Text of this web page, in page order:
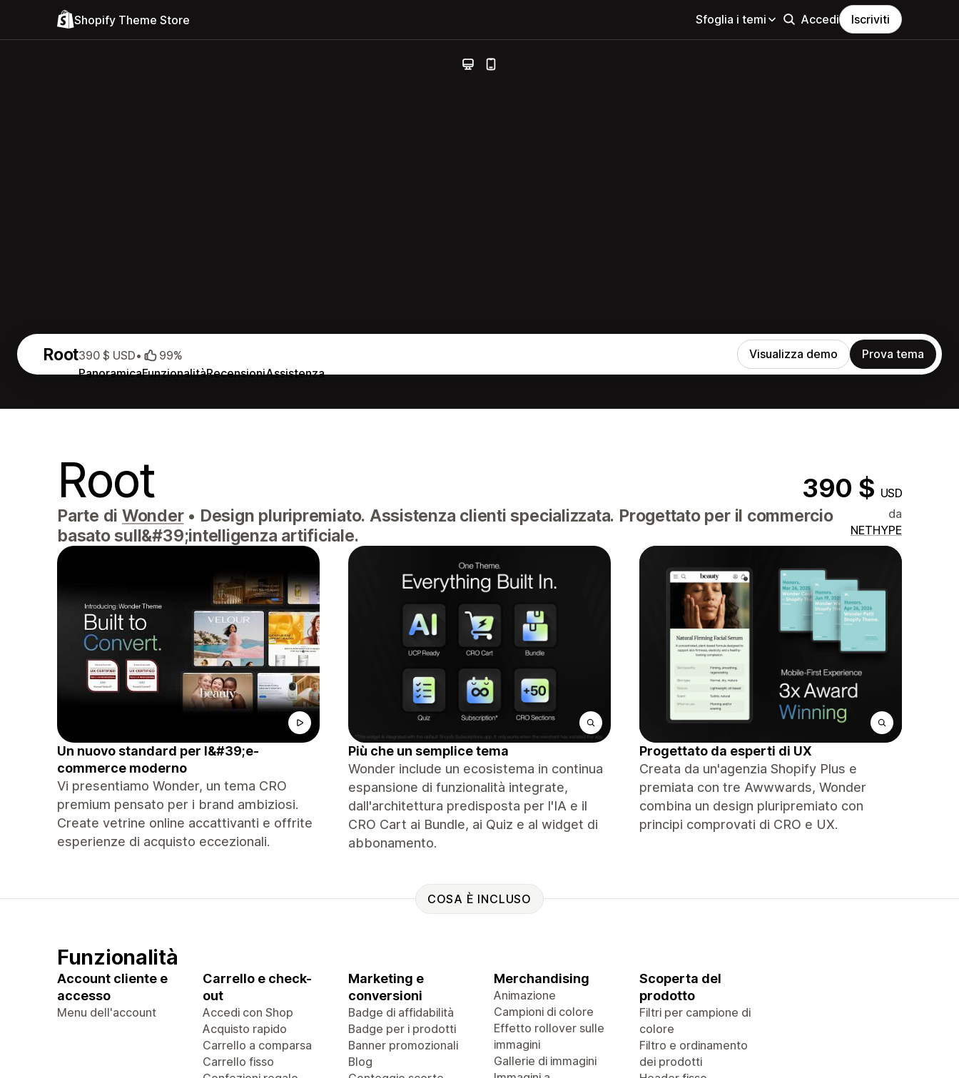
Shopify Theme Store Sfoglia i temi Accedi Iscriviti
Root
PanoramicaFunzionalitàRecensioniAssistenza
390 $ USD• 99% Visualizza demo Prova tema
Root 390 $ USD
Parte di Wonder • Design pluripremiato. Assistenza clienti specializzata. Progettato per il commercio
basato sull&#39;intelligenza artificiale.
da
NETHYPE
Un nuovo standard per l&#39;e-
commerce moderno
Vi presentiamo Wonder, un tema CRO
premium pensato per i brand ambiziosi.
Create vetrine online accattivanti e offrite
esperienze di acquisto eccezionali.
Più che un semplice tema
Wonder include un ecosistema in continua
espansione di funzionalità integrate,
dall'architettura predisposta per l'IA e il
CRO Cart ai Bundle, ai Quiz e al widget di
abbonamento.
Progettato da esperti di UX
Creata da un'agenzia Shopify Plus e
premiata con tre Awwwards, Wonder
combina un design pluripremiato con
principi comprovati di CRO e UX.
COSA È INCLUSO
Funzionalità
Account cliente e
accesso
Menu dell'account
Carrello e check-
out
Accedi con Shop
Acquisto rapido
Carrello a comparsa
Carrello fisso
Marketing e
conversioni
Badge di affidabilità
Badge per i prodotti
Banner promozionali
Blog
Merchandising
Animazione
Campioni di colore
Effetto rollover sulle
immagini
Gallerie di immagini
Scoperta del
prodotto
Filtri per campione di
colore
Filtro e ordinamento
dei prodotti